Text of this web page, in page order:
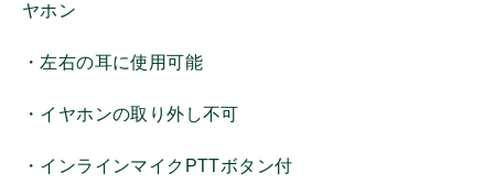
ヤホン
・左右の耳に使用可能
・イヤホンの取り外し不可
・インラインマイクPTTボタン付